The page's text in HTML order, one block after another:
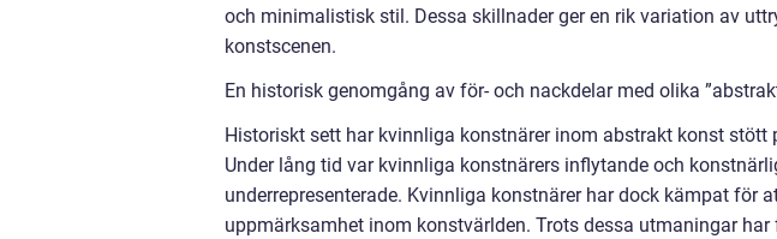
och minimalistisk stil. Dessa skillnader ger en rik variation av
konstscenen.
En historisk genomgång av för- och nackdelar med olika
Historiskt sett har kvinnliga konstnärer inom abstrakt konst stött
Under lång tid var kvinnliga konstnärers inflytande och
underrepresenterade. Kvinnliga konstnärer har dock kämpat för
uppmärksamhet inom konstvärlden. Trots dessa utmaningar